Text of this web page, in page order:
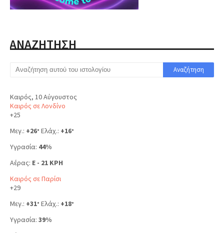
ΑΝΑΖΗΤΗΣΗ
Καιρός, 10 Αύγουστος
Καιρός σε Λονδίνο
+25
Μεγ.: +26° Ελάχ.: +16°
Υγρασία: 44%
Αέρας: E - 21 KPH
Καιρός σε Παρίσι
+29
Μεγ.: +31° Ελάχ.: +18°
Υγρασία: 39%